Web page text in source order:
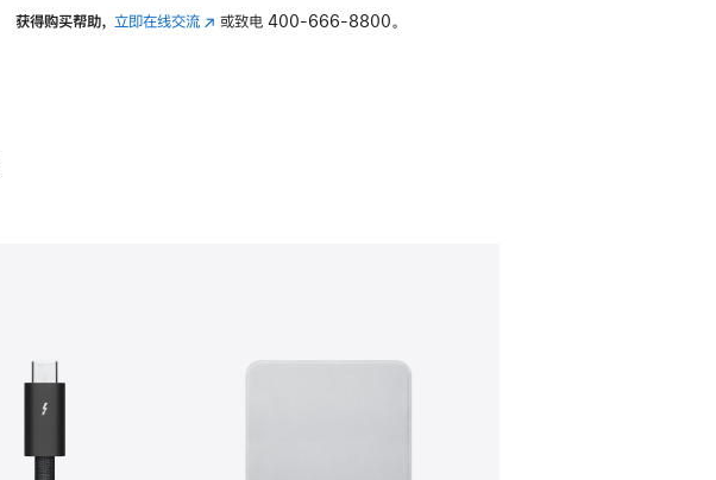
斜
获得购买帮助， 立即在线交流(在 或致电400-666-8800。